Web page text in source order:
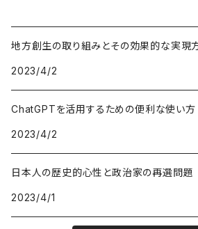
地方創生の取り組みとその効果的な実現
2023/4/2
ChatGPTを活用するための便利な使い方
2023/4/2
日本人の歴史的心性と政治家の再選問題
2023/4/1